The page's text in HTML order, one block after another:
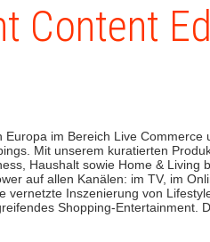
Content
Europa im Bereich Live
Mit unserem kuratierten
Haushalt sowie Home & Living
auf allen Kanälen: im TV, im
vernetzte Inszenierung von
Shopping-Entertainment.